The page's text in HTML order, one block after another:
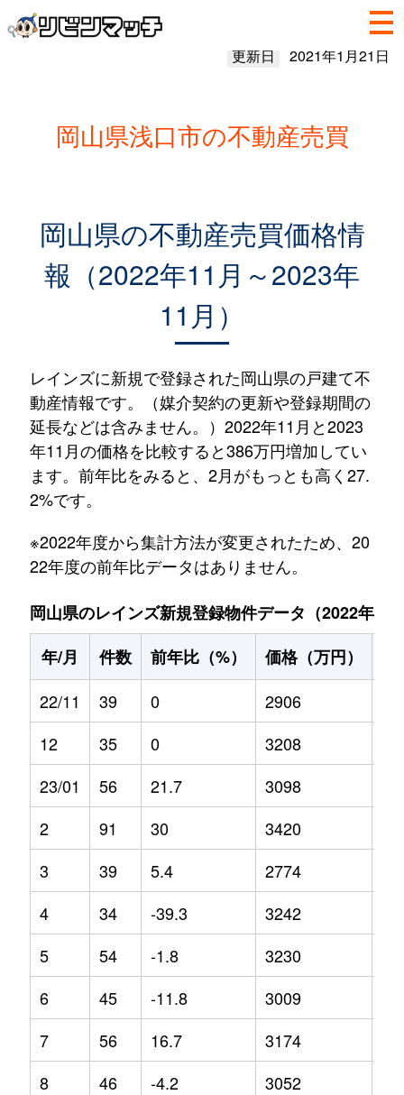
更新日 2021年1月21日
岡山県浅口市の不動産売買
岡山県の不動産売買価格情
報（2022年11月～2023年
11月）
レインズに新規で登録された岡山県の戸建て不
動産情報です。（媒介契約の更新や登録期間の
延長などは含みません。）2022年11月と2023
年11月の価格を比較すると386万円増加してい
ます。前年比をみると、2月がもっとも高く27.
2%です。
※2022年度から集計方法が変更されたため、20
22年度の前年比データはありません。
岡山県のレインズ新規登録物件データ（2022年11
年/月
件数 前年比（%） 価格（万円）
22/11
39 0 2906
12
35 0 3208
23/01
56 21.7 3098
2
91 30 3420
3
39 5.4 2774
4
34 -39.3 3242
5
54 -1.8 3230
6
45 -11.8 3009
7
56 16.7 3174
8
46 -4.2 3052